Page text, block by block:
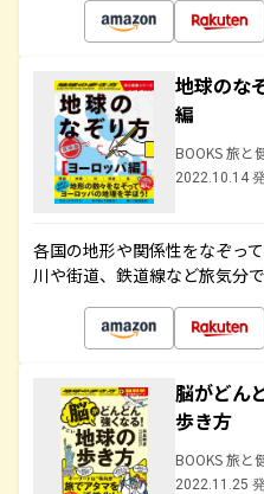
地球の
編
BOOKS 旅と
2022.10.14
各国の地形や関係性をなぞっ
川や街道、鉄道線など旅気分
脳がどん
歩き方
BOOKS 旅と
2022.11.25